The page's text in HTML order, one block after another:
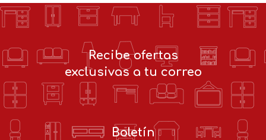
Recibe ofertas
exclusivas a tu correo
Boletín